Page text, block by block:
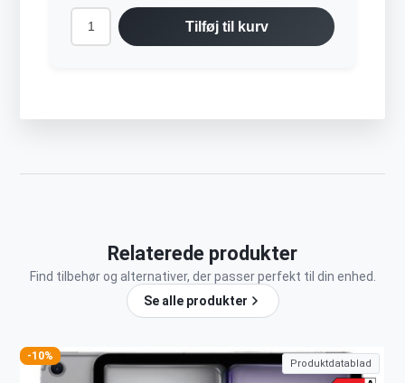
Tilføj til kurv
Relaterede produkter
Find tilbehør og alternativer, der passer perfekt til din enhed.
Se alle produkter
-10%
Produktdatablad